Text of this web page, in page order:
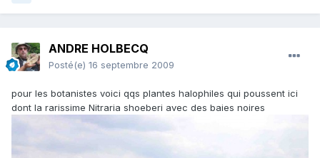
ANDRE HOLBECQ
Posté(e) 16 septembre 2009
pour les botanistes voici qqs plantes halophiles qui poussent ici
dont la rarissime Nitraria shoeberi avec des baies noires